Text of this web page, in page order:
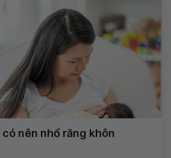
nên nhổ răng khôn